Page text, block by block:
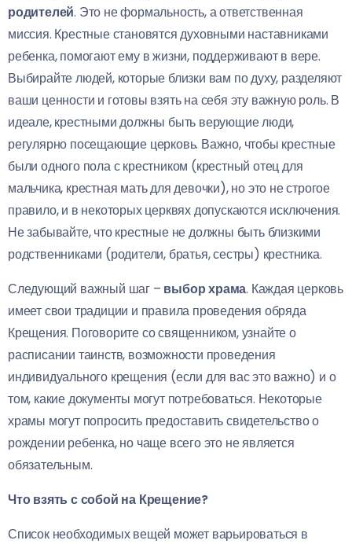
родителей. Это не формальность, а ответственная
миссия. Крестные становятся духовными наставниками
ребенка, помогают ему в жизни, поддерживают в вере.
Выбирайте людей, которые близки вам по духу, разделяют
ваши ценности и готовы взять на себя эту важную роль. В
идеале, крестными должны быть верующие люди,
регулярно посещающие церковь. Важно, чтобы крестные
были одного пола с крестником (крестный отец для
мальчика, крестная мать для девочки), но это не строгое
правило, и в некоторых церквях допускаются исключения.
Не забывайте, что крестные не должны быть близкими
родственниками (родители, братья, сестры) крестника.
Следующий важный шаг – выбор храма. Каждая церковь
имеет свои традиции и правила проведения обряда
Крещения. Поговорите со священником, узнайте о
расписании таинств, возможности проведения
индивидуального крещения (если для вас это важно) и о
том, какие документы могут потребоваться. Некоторые
храмы могут попросить предоставить свидетельство о
рождении ребенка, но чаще всего это не является
обязательным.
Что взять с собой на Крещение?
Список необходимых вещей может варьироваться в